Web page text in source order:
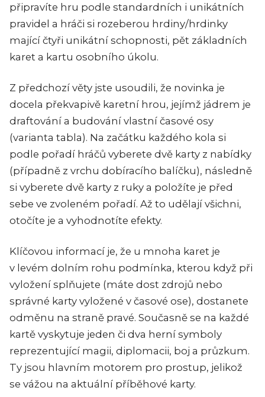
připravíte hru podle standardních i unikátních
pravidel a hráči si rozeberou hrdiny/hrdinky
mající čtyři unikátní schopnosti, pět základních
karet a kartu osobního úkolu.
Z předchozí věty jste usoudili, že novinka je
docela překvapivě karetní hrou, jejímž jádrem je
draftování a budování vlastní časové osy
(varianta tabla). Na začátku každého kola si
podle pořadí hráčů vyberete dvě karty z nabídky
(případně z vrchu dobíracího balíčku), následně
si vyberete dvě karty z ruky a položíte je před
sebe ve zvoleném pořadí. Až to udělají všichni,
otočíte je a vyhodnotíte efekty.
Klíčovou informací je, že u mnoha karet je
v levém dolním rohu podmínka, kterou když při
vyložení splňujete (máte dost zdrojů nebo
správné karty vyložené v časové ose), dostanete
odměnu na straně pravé. Současně se na každé
kartě vyskytuje jeden či dva herní symboly
reprezentující magii, diplomacii, boj a průzkum.
Ty jsou hlavním motorem pro prostup, jelikož
se vážou na aktuální příběhové karty.